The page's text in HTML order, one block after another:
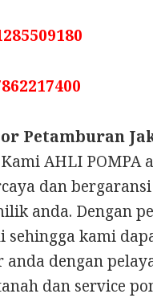
Petamburan
AHLI POMPA
dan bergaransi
anda. Dengan
sehingga kami
dengan
dan service